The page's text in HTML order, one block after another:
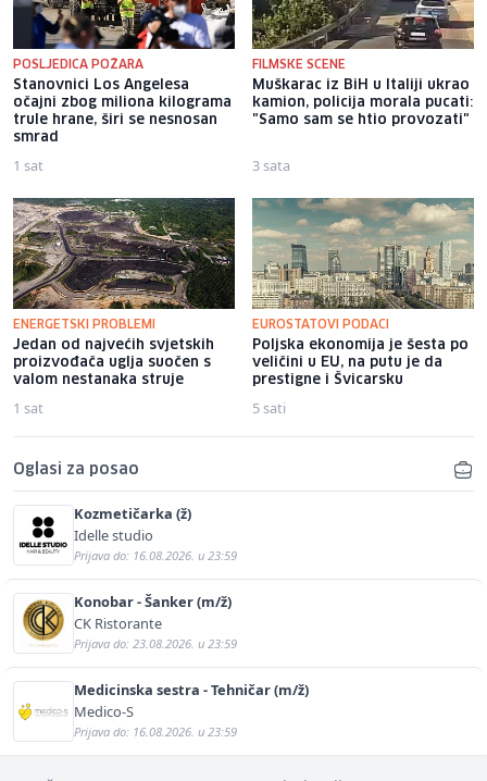
POSLJEDICA POŽARA
Stanovnici Los Angelesa
očajni zbog miliona kilograma
trule hrane, širi se nesnosan
smrad
1 sat
FILMSKE SCENE
Muškarac iz BiH u Italiji ukrao
kamion, policija morala pucati:
"Samo sam se htio provozati"
3 sata
ENERGETSKI PROBLEMI
Jedan od najvećih svjetskih
proizvođača uglja suočen s
valom nestanaka struje
1 sat
EUROSTATOVI PODACI
Poljska ekonomija je šesta po
veličini u EU, na putu je da
prestigne i Švicarsku
5 sati
Oglasi za posao
Kozmetičarka (ž)
Idelle studio
Prijava do: 16.08.2026. u 23:59
Konobar - Šanker (m/ž)
CK Ristorante
Prijava do: 23.08.2026. u 23:59
Medicinska sestra - Tehničar (m/ž)
Medico-S
Prijava do: 16.08.2026. u 23:59